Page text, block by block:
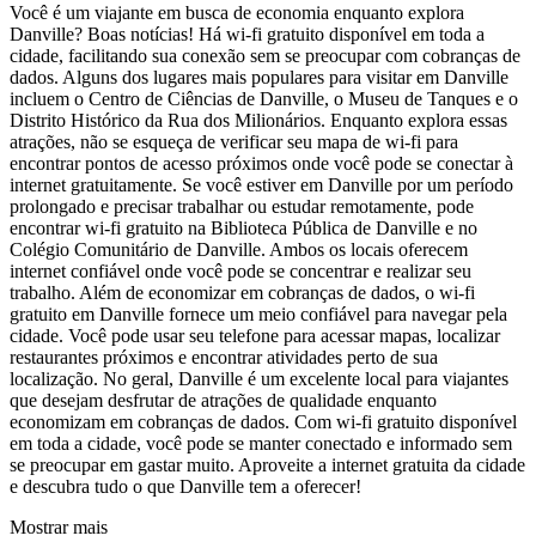
Você é um viajante em busca de economia enquanto explora
Danville? Boas notícias! Há wi-fi gratuito disponível em toda a
cidade, facilitando sua conexão sem se preocupar com cobranças de
dados. Alguns dos lugares mais populares para visitar em Danville
incluem o Centro de Ciências de Danville, o Museu de Tanques e o
Distrito Histórico da Rua dos Milionários. Enquanto explora essas
atrações, não se esqueça de verificar seu mapa de wi-fi para
encontrar pontos de acesso próximos onde você pode se conectar à
internet gratuitamente. Se você estiver em Danville por um período
prolongado e precisar trabalhar ou estudar remotamente, pode
encontrar wi-fi gratuito na Biblioteca Pública de Danville e no
Colégio Comunitário de Danville. Ambos os locais oferecem
internet confiável onde você pode se concentrar e realizar seu
trabalho. Além de economizar em cobranças de dados, o wi-fi
gratuito em Danville fornece um meio confiável para navegar pela
cidade. Você pode usar seu telefone para acessar mapas, localizar
restaurantes próximos e encontrar atividades perto de sua
localização. No geral, Danville é um excelente local para viajantes
que desejam desfrutar de atrações de qualidade enquanto
economizam em cobranças de dados. Com wi-fi gratuito disponível
em toda a cidade, você pode se manter conectado e informado sem
se preocupar em gastar muito. Aproveite a internet gratuita da cidade
e descubra tudo o que Danville tem a oferecer!
Mostrar mais